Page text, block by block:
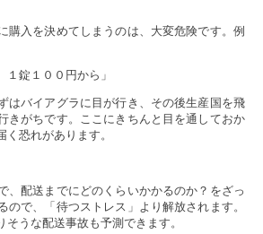
購入を決めてしまうのは、大変危険です。例
錠１００円から」
はバイアグラに目が行き、その後生産国を飛
きがちです。ここにきちんと目を通しておか
恐れがあります。
、配送までにどのくらいかかるのか？をざっ
ので、「待つストレス」より解放されます。
うな配送事故も予測できます。